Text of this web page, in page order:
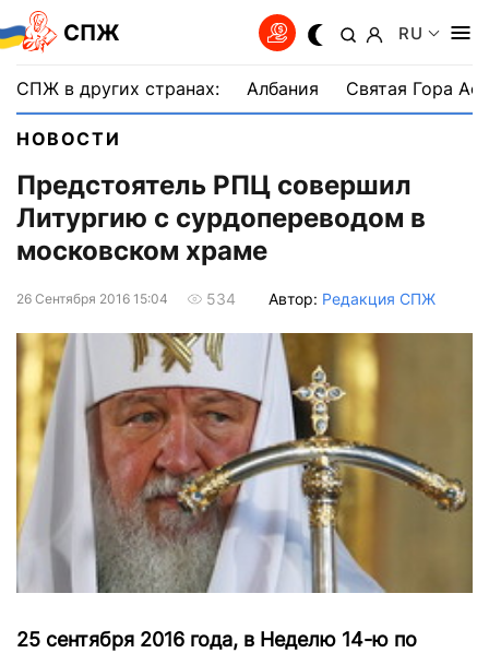
СПЖ RU
СПЖ в других странах: Албания Святая Гора
НОВОСТИ
Предстоятель РПЦ совершил
Литургию с сурдопереводом в
московском храме
26 Сентября 2016 15:04 534 Автор: Редакция СПЖ
25 сентября 2016 года, в Неделю 14-ю по